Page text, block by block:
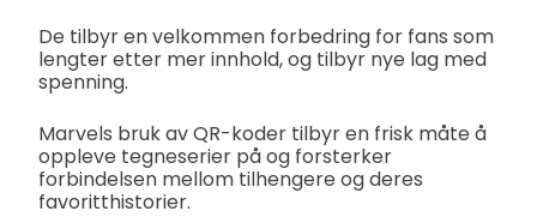
De tilbyr en velkommen forbedring for fans som
lengter etter mer innhold, og tilbyr nye lag med
spenning.
Marvels bruk av QR-koder tilbyr en frisk måte å
oppleve tegneserier på og forsterker
forbindelsen mellom tilhengere og deres
favoritthistorier.